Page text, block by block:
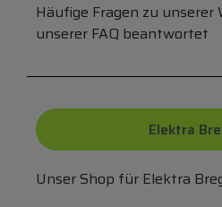
Häufige Fragen zu unserer
unserer FAQ beantwortet
Elektra
Unser Shop für Elektra